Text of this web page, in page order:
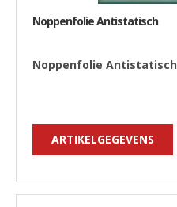
Noppenfolie Antistatisch
Noppenfolie Antistatisch
ARTIKELGEGEVENS